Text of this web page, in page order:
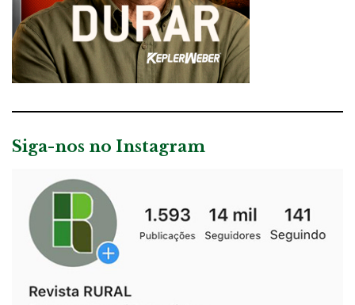
Siga-nos no Instagram